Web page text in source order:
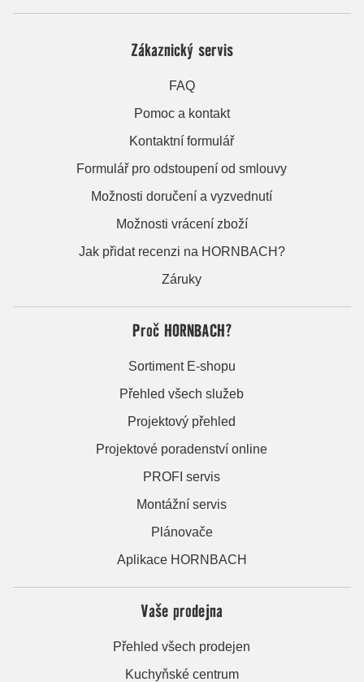
Zákaznický servis
FAQ
Pomoc a kontakt
Kontaktní formulář
Formulář pro odstoupení od smlouvy
Možnosti doručení a vyzvednutí
Možnosti vrácení zboží
Jak přidat recenzi na HORNBACH?
Záruky
Proč HORNBACH?
Sortiment E-shopu
Přehled všech služeb
Projektový přehled
Projektové poradenství online
PROFI servis
Montážní servis
Plánovače
Aplikace HORNBACH
Vaše prodejna
Přehled všech prodejen
Kuchyňské centrum